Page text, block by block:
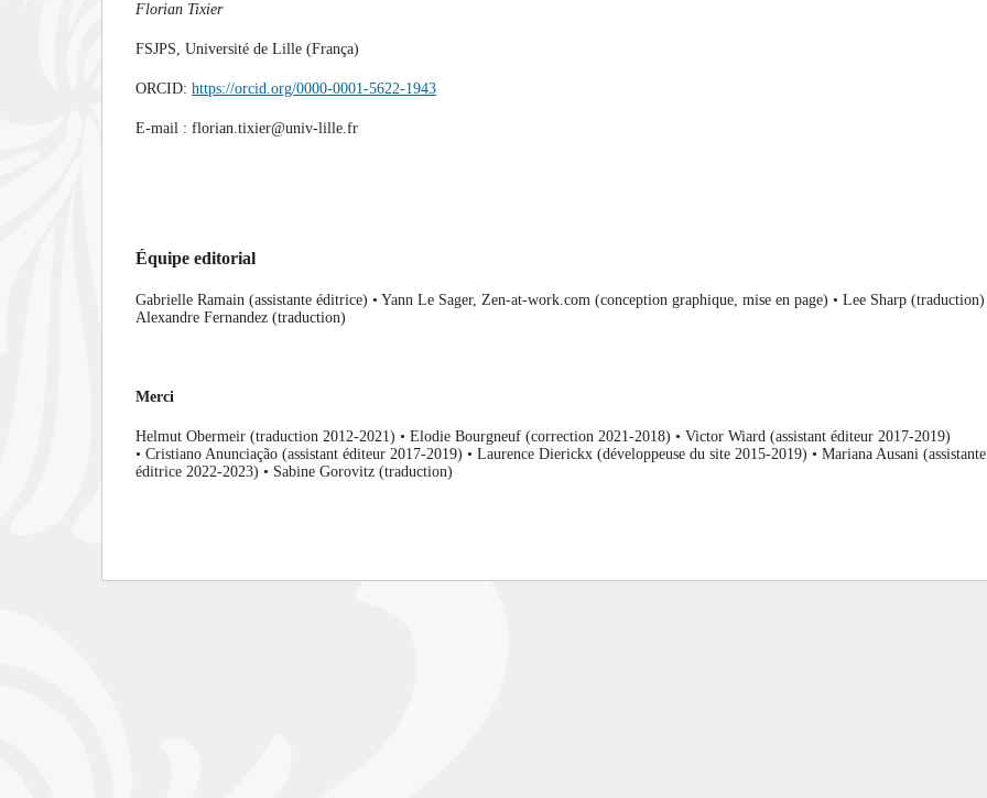
Florian Tixier
FSJPS, Université de Lille (França)
ORCID: https://orcid.org/0000-0001-5622-1943
E-mail : florian.tixier@univ-lille.fr
Équipe editorial
Gabrielle Ramain (assistante éditrice) • Yann Le Sager, Zen-at-work.com (conception graphique, mise en page) • Lee Sharp (traduction)
Alexandre Fernandez (traduction)
Merci
Helmut Obermeir (traduction 2012-2021) • Elodie Bourgneuf (correction 2021-2018) • Victor Wiard (assistant éditeur 2017-2019)
• Cristiano Anunciação (assistant éditeur 2017-2019) • Laurence Dierickx (développeuse du site 2015-2019) • Mariana Ausani (assistante
éditrice 2022-2023) • Sabine Gorovitz (traduction)